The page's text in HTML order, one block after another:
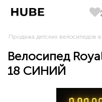
Продажа детских велосипедов в
Велосипед
18 СИНИЙ